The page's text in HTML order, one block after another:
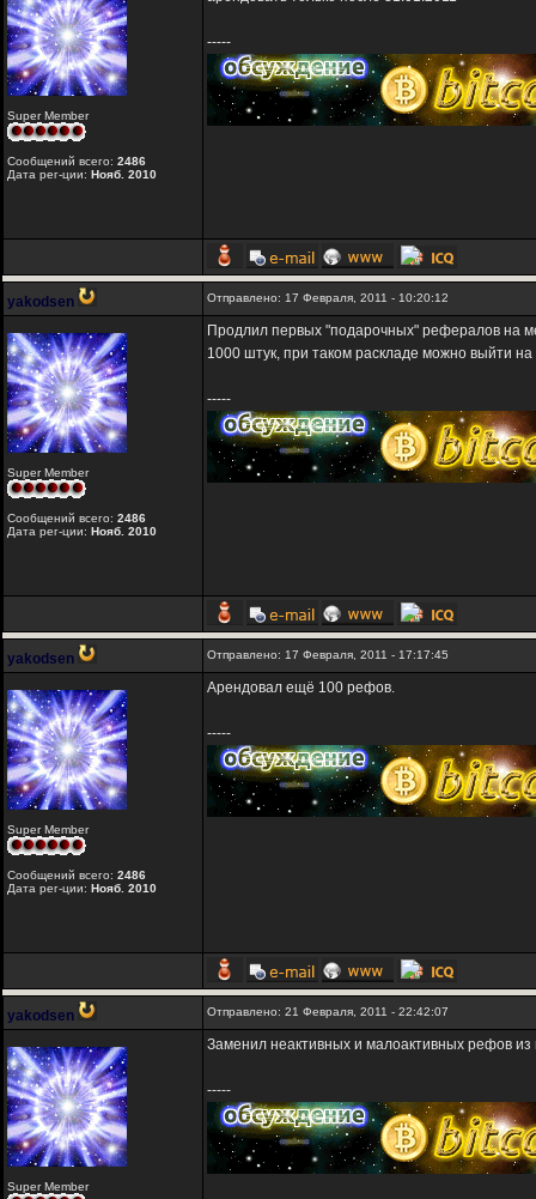
Super Member
Сообщений всего: 2486
Дата рег-ции: Нояб. 2010
-----
yakodsen Отправлено: 17 Февраля, 2011 - 10:20:12
Super Member
Сообщений всего: 2486
Дата рег-ции: Нояб. 2010
Продлил первых "подарочных" рефералов на
1000 штук, при таком раскладе можно выйти
-----
yakodsen Отправлено: 17 Февраля, 2011 - 17:17:45
Super Member
Сообщений всего: 2486
Дата рег-ции: Нояб. 2010
Арендовал ещё 100 рефов.
-----
yakodsen Отправлено: 21 Февраля, 2011 - 22:42:07
Super Member
Заменил неактивных и малоактивных рефов
-----